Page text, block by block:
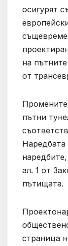
осигурят
на
от
пътни
ал. 1 от
пътищата.
страница